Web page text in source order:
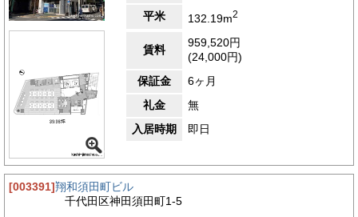
【周辺ガイド】
神田ミハマビルが所在する神田須田町エリアは、古くから商業と
業務機能が集積してきた千代田区の中核的なビジネスゾーンで
す。現在も中小企業から大手企業の支店、IT関連企業、各種専門
サービス業まで幅広い業種が集まり、平日日中はビジネスパーソ
ンの往来を中心とした落ち着いたオフィス街の環境が形成されて
います。業務に集中しやすい安定感のある街並みは、継続的なオ
フィス利用を前提とする企業にとって安心材料といえるでしょ
う。周辺には飲食店が豊富に揃い、和食・洋食・中華・定食・カ
フェなど多彩なジャンルから選択できます。短時間で利用しやす
い店舗が多く、業務の合間でも効率的に食事を取ることが可能で
す。日常的に利用しても選択肢が偏りにくく、従業員満足度の維
持にもつながります。比較的落ち着いた雰囲気の店舗も点在して
いるため、来客時の昼食や軽い打ち合わせにも対応しやすい環境
です。テイクアウト対応店舗も多く、時間を優先したい場面にも
平米
132.19m2
賃料
959,520円
(24,000円)
保証金
6ヶ月
礼金
無
入居時期
即日
[003391]翔和須田町ビル
千代田区神田須田町1-5